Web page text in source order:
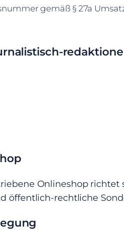
gemäß § 27a
Onlineshop
öffentlich-rechtliche